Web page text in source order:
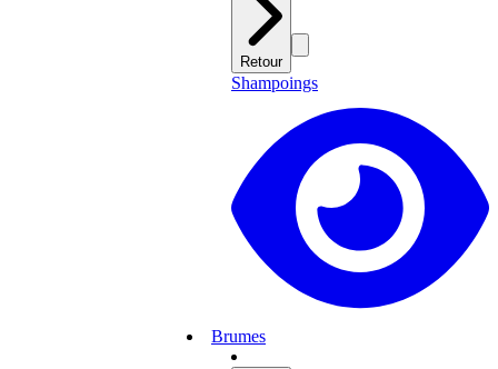
Retour
Shampoings
Brumes